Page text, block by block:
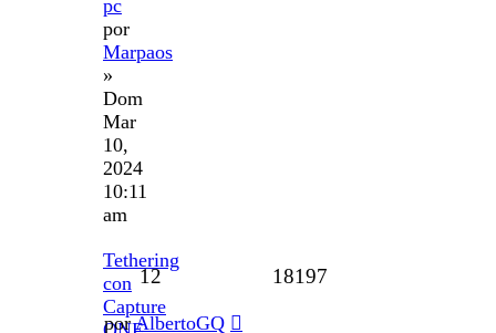
pc
por
Marpaos
»
Dom
Mar
10,
2024
10:11
am
Tethering
con
Capture
12 18197
porAlbertoGQ